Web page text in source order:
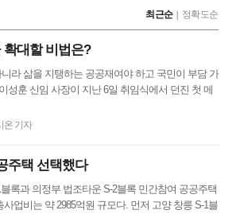
최근순 정확도순
대할 비법은?
라 삶을 지탱하는 공공재여야 하고 국민이 부담 가
성훈 신임 사장이 지난 6일 취임식에서 던진 첫 메
온 기자
주택 선택했다
록과 의정부 법조타운 S-2블록 민간참여 공공주택
업비는 약 2985억원 규모다. 먼저 고양 창릉 S-1블